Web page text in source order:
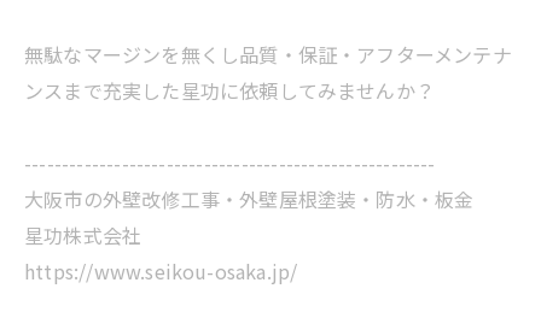
無駄なマージンを無くし品質・保証・アフターメンテナ
ンスまで充実した星功に依頼してみませんか？
-------------------------------------------------------
大阪市の外壁改修工事・外壁屋根塗装・防水・板金
星功株式会社
https://www.seikou-osaka.jp/